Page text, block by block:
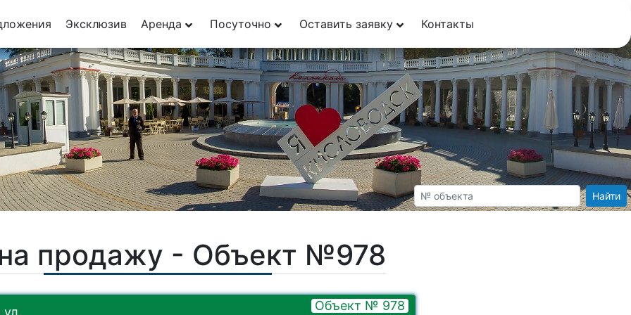
Эксклюзив Аренда Посуточно Оставить заявку Контакты
Найти
продажу - Объект №978
ул. Объект № 978